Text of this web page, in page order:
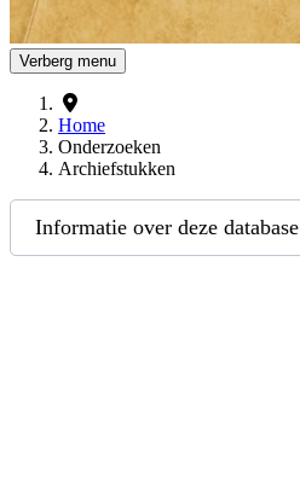
Verberg menu
Home
Onderzoeken
Archiefstukken
Informatie over deze database